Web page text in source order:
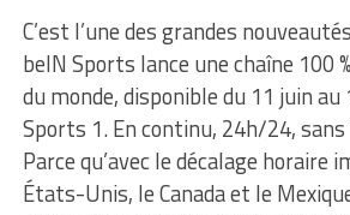
C’est l’une des grandes
beIN Sports lance une chaîne 100
du monde, disponible du 11 juin
Sports 1. En continu, 24h/24,
Parce qu’avec le décalage horaire
États-Unis, le Canada et le